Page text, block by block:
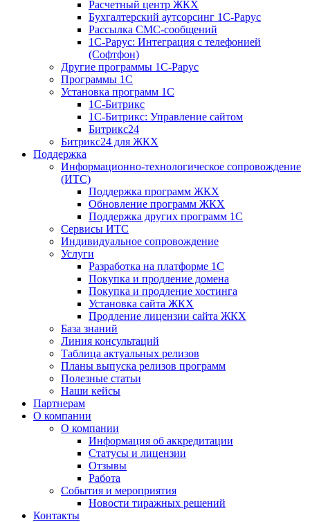
Расчетный центр ЖКХ
Бухгалтерский аутсорсинг 1С-Рарус
Рассылка СМС-сообщений
1С-Рарус: Интеграция с телефонией
(Софтфон)
Другие программы 1С-Рарус
Программы 1С
Установка программ 1С
1С-Битрикс
1С-Битрикс: Управление сайтом
Битрикс24
Битрикс24 для ЖКХ
Поддержка
Информационно-технологическое сопровождение
(ИТС)
Поддержка программ ЖКХ
Обновление программ ЖКХ
Поддержка других программ 1С
Сервисы ИТС
Индивидуальное сопровождение
Услуги
Разработка на платформе 1С
Покупка и продление домена
Покупка и продление хостинга
Установка сайта ЖКХ
Продление лицензии сайта ЖКХ
База знаний
Линия консультаций
Таблица актуальных релизов
Планы выпуска релизов программ
Полезные статьи
Наши кейсы
Партнерам
О компании
О компании
Информация об аккредитации
Статусы и лицензии
Отзывы
Работа
События и мероприятия
Новости тиражных решений
Контакты